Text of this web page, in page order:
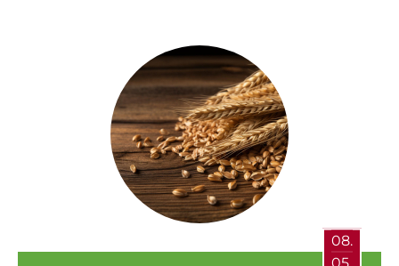
08.
05.